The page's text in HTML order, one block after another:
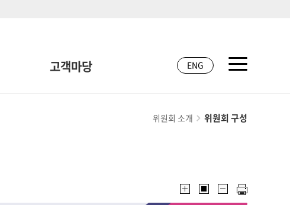
고객마당 ENG
위원회 소개 위원회 구성